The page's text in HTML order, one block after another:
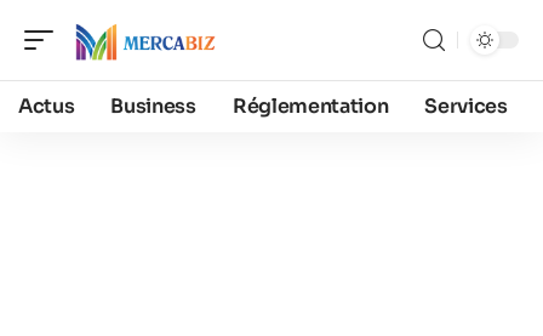
Actus Business Réglementation Services